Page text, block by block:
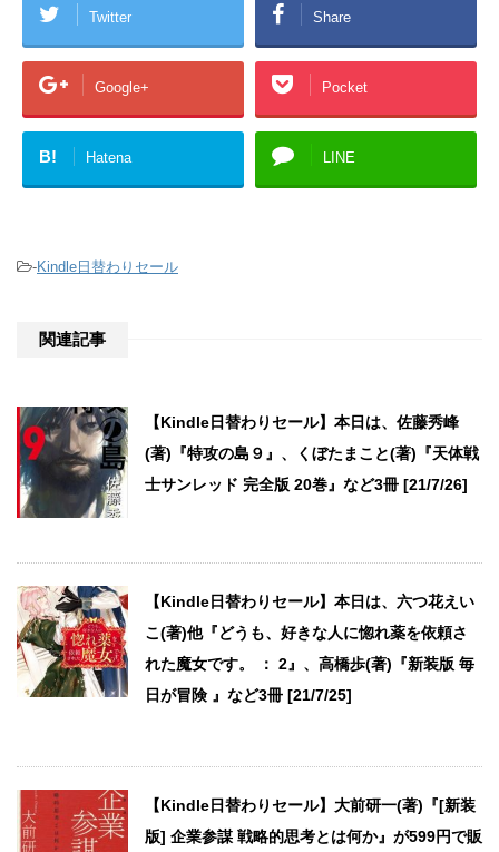
Twitter Share
Google+ Pocket
B! Hatena LINE
-Kindle日替わりセール
関連記事
【Kindle日替わりセール】本日は、佐藤秀峰
(著)『特攻の島９』、くぼたまこと(著)『天体戦
士サンレッド 完全版 20巻』など3冊 [21/7/26]
【Kindle日替わりセール】本日は、六つ花えい
こ(著)他『どうも、好きな人に惚れ薬を依頼さ
れた魔女です。 ： 2』、高橋歩(著)『新装版 毎
日が冒険 』など3冊 [21/7/25]
【Kindle日替わりセール】大前研一(著)『[新装
版] 企業参謀 戦略的思考とは何か』が599円で販